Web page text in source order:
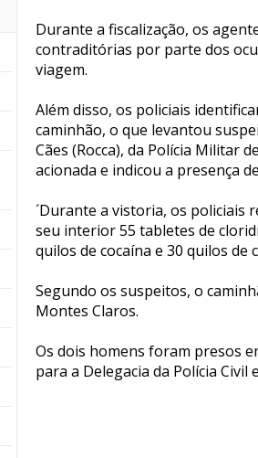
Durante a fiscalização, os
contraditórias por parte dos
viagem.
Além disso, os policiais
caminhão, o que levantou
Cães (Rocca), da Polícia Militar
acionada e indicou a presença
´Durante a vistoria, os policiais
seu interior 55 tabletes de
quilos de cocaína e 30 quilos de
Segundo os suspeitos, o
Montes Claros.
Os dois homens foram presos
para a Delegacia da Polícia Civil